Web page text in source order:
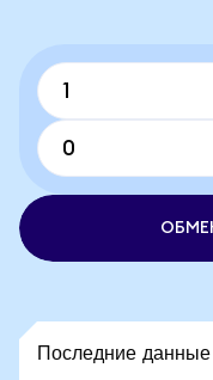
Последние